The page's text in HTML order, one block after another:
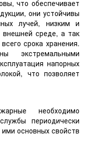
что обеспечивает
они устойчивы
лучей, низким и
внешней среде, а так
срока хранения.
экстремальными
напорных
что позволяет
необходимо
периодически
основных свойств